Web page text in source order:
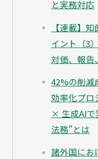
と実務対応
【連載】
イント（3
対価、報告
42%の削減
効率化プ
× 生成AIで
法務”とは
諸外国にお